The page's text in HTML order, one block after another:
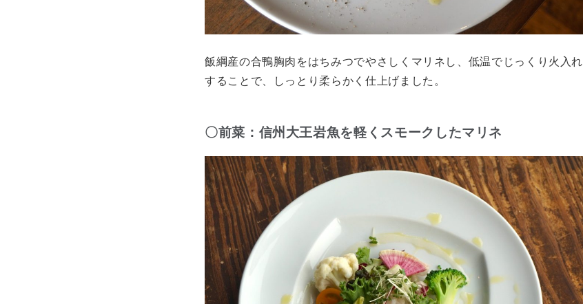
飯綱産の合鴨胸肉をはちみつでやさしくマリネし、低温でじっくり火入れ
することで、しっとり柔らかく仕上げました。
〇前菜：信州大王岩魚を軽くスモークしたマリネ